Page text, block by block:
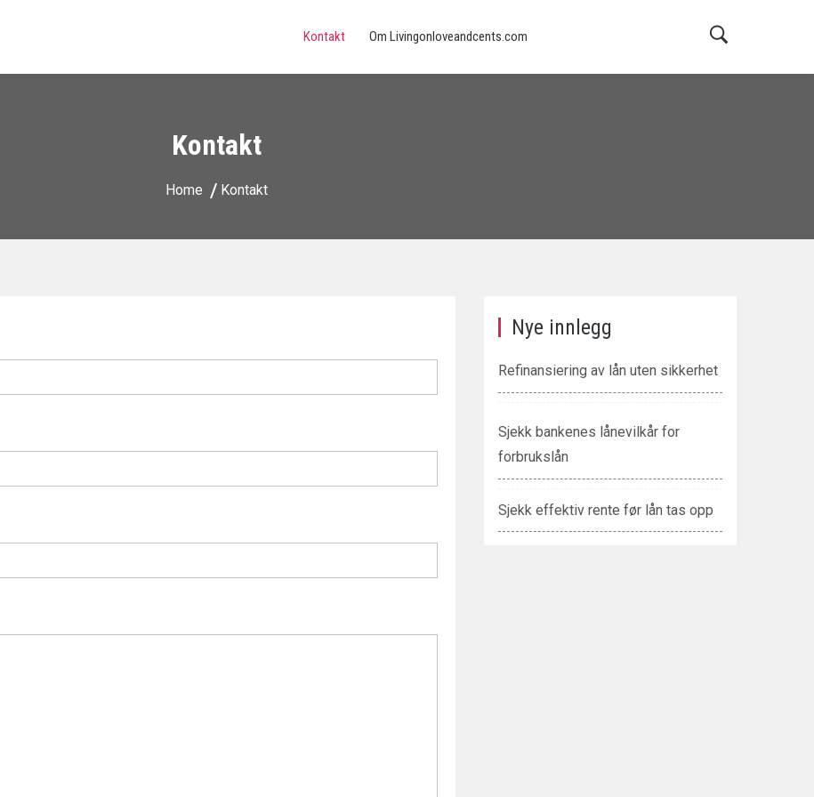
Kontakt Om Livingonloveandcents.com
Kontakt
Home Kontakt
Nye innlegg
Refinansiering av lån uten sikkerhet
Sjekk bankenes lånevilkår for
forbrukslån
Sjekk effektiv rente før lån tas opp